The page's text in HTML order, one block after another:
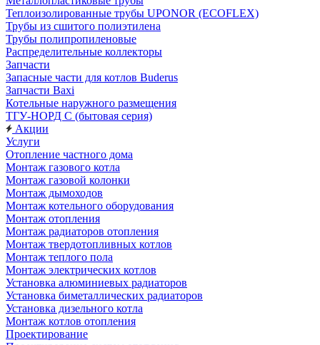
Теплоизолированные трубы UPONOR (ECOFLEX)
Трубы из сшитого полиэтилена
Трубы полипропиленовые
Распределительные коллекторы
Запчасти
Запасные части для котлов Buderus
Запчасти Baxi
Котельные наружного размещения
ТГУ-НОРД С (бытовая серия)
Акции
Услуги
Отопление частного дома
Монтаж газового котла
Монтаж газовой колонки
Монтаж дымоходов
Монтаж котельного оборудования
Монтаж отопления
Монтаж радиаторов отопления
Монтаж твердотопливных котлов
Монтаж теплого пола
Монтаж электрических котлов
Установка алюминиевых радиаторов
Установка биметаллических радиаторов
Установка дизельного котла
Монтаж котлов отопления
Проектирование